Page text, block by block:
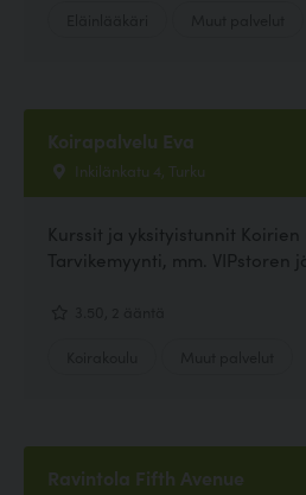
Koirapalvelu Eva
Inkilänkatu 4, Turku
Kurssit ja yksityistunnit Koirien
Tarvikemyynti, mm. VIPstoren
Ravintola Fifth Avenue